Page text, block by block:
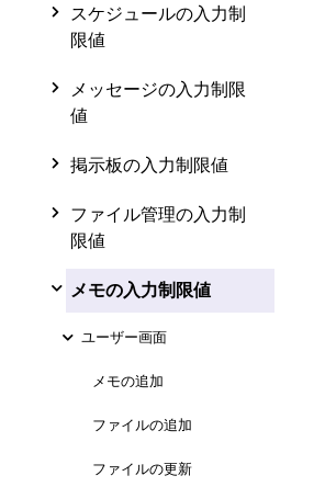
スケジュールの入力制
限値
メッセージの入力制限
値
掲示板の入力制限値
ファイル管理の入力制
限値
メモの入力制限値
ユーザー画面
メモの追加
ファイルの追加
ファイルの更新